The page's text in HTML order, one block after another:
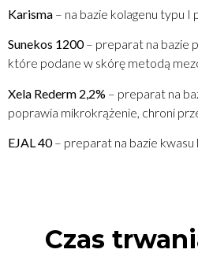
Karisma – na bazie kolagenu typu
Sunekos 1200– preparat na bazie
które podane w skórę metodą
Xela Rederm 2,2% – preparat na
poprawia mikrokrążenie, chroni
EJAL 40– preparat na bazie
Czas